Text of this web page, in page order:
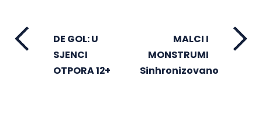
DE GOL: U
SJENCI
OTPORA 12+
MALCI I
MONSTRUMI
Sinhronizovano